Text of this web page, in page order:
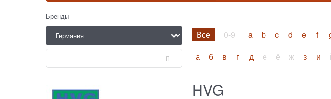
Бренды
Все 0-9 a b c d e f
а
б в г д е ё ж з и
HVG